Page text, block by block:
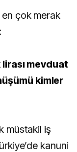
çok merak
lirası mevduat
kimler
müstakil iş
kanuni